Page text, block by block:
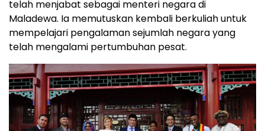
telah menjabat sebagai menteri negara di
Maladewa. Ia memutuskan kembali berkuliah untuk
mempelajari pengalaman sejumlah negara yang
telah mengalami pertumbuhan pesat.